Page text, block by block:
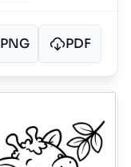
PNG PDF